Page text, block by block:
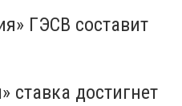
ГЭСВ составит
ставка достигнет